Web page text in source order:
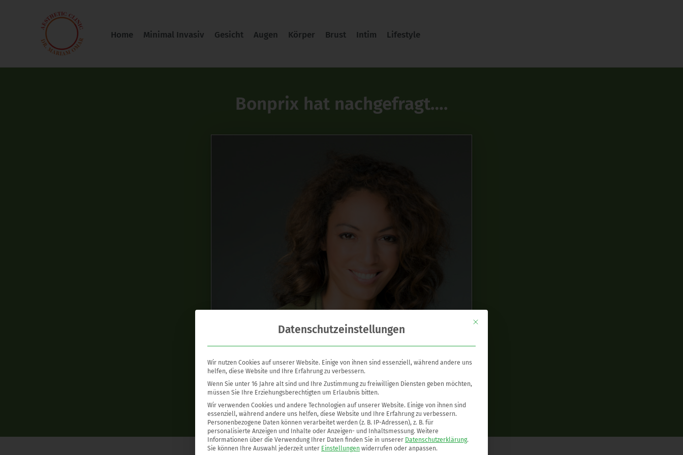
Home Minimal Invasiv Gesicht Augen Körper Brust Intim Lifestyle
Bonprix hat nachgefragt….
29. Juli 2019
Mit diesem Button wird der Dialog geschlossen. Seine Funktionalität ist
Datenschutzeinstellungen
Wir nutzen Cookies auf unserer Website. Einige von ihnen sind essenziell, während andere uns
helfen, diese Website und Ihre Erfahrung zu verbessern.
Wenn Sie unter 16 Jahre alt sind und Ihre Zustimmung zu freiwilligen Diensten geben möchten,
müssen Sie Ihre Erziehungsberechtigten um Erlaubnis bitten.
Wir verwenden Cookies und andere Technologien auf unserer Website. Einige von ihnen sind
essenziell, während andere uns helfen, diese Website und Ihre Erfahrung zu verbessern.
Personenbezogene Daten können verarbeitet werden (z. B. IP-Adressen), z. B. für
personalisierte Anzeigen und Inhalte oder Anzeigen- und Inhaltsmessung. Weitere
Informationen über die Verwendung Ihrer Daten finden Sie in unserer Datenschutzerklärung.
Sie können Ihre Auswahl jederzeit unter Einstellungen widerrufen oder anpassen.